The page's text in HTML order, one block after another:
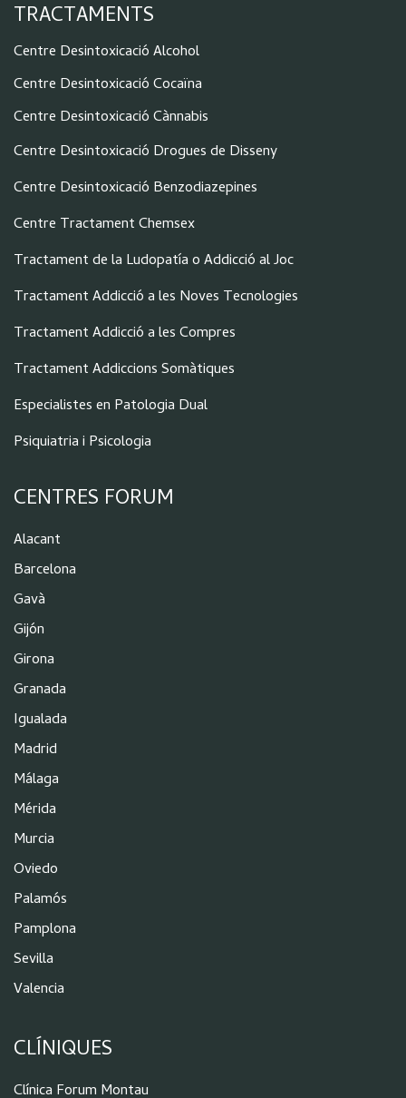
TRACTAMENTS
Centre Desintoxicació Alcohol
Centre Desintoxicació Cocaïna
Centre Desintoxicació Cànnabis
Centre Desintoxicació Drogues de Disseny
Centre Desintoxicació Benzodiazepines
Centre Tractament Chemsex
Tractament de la Ludopatía o Addicció al Joc
Tractament Addicció a les Noves Tecnologies
Tractament Addicció a les Compres
Tractament Addiccions Somàtiques
Especialistes en Patologia Dual
Psiquiatria i Psicologia
CENTRES FORUM
Alacant
Barcelona
Gavà
Gijón
Girona
Granada
Igualada
Madrid
Málaga
Mérida
Murcia
Oviedo
Palamós
Pamplona
Sevilla
Valencia
CLÍNIQUES
Clínica Forum Montau